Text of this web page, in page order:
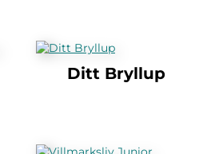
Ditt Bryllup